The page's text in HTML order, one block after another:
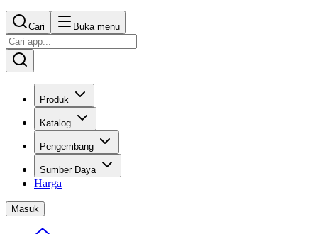
Cari Buka menu
Produk
Katalog
Pengembang
Sumber Daya
Harga
Masuk